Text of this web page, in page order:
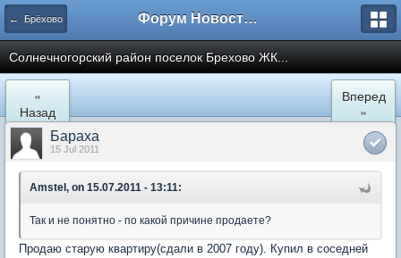
← Брёхово Форум Новостройки
Cолнечногорский район поселок Брехово ЖК...
«
Назад
Вперед
»
Бараха
15 Jul 2011
Amstel, on 15.07.2011 - 13:11:
Так и не понятно - по какой причине продаете?
Продаю старую квартиру(сдали в 2007 году). Купил в соседней